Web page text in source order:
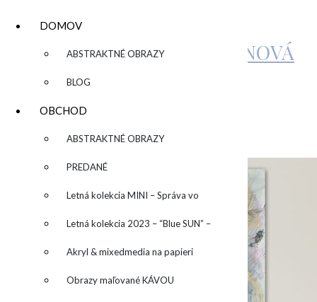
DOMOV
▼ ABSTRAKTNÉ OBRAZY
BLOG
OBCHOD
▼ ABSTRAKTNÉ OBRAZY
PREDANÉ
Letná kolekcia MINI – Správa vo
fľaši
Letná kolekcia 2023 – “Blue SUN” –
“Modré slnko”
Akryl & mixedmedia na papieri
Obrazy maľované KÁVOU
KATARÍNA SUJOVÁ KALMANOVÁ
IMG_4392
byadminLeave a Comment